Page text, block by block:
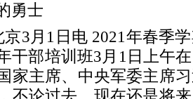
勇士
京3月1日电 2021年春季
干部培训班3月1日上午
家主席、中央军委主席